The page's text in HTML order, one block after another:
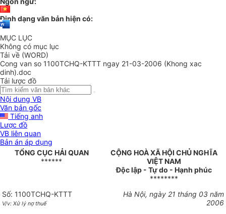
Định dạng văn bản hiện có:
MỤC LỤC
Không có mục lục
Tải về (WORD)
Cong van so 1100TCHQ-KTTT ngay 21-03-2006 (Khong xac
dinh).doc
Tải lược đồ
Nội dung VB
Văn bản gốc
Tiếng anh
Lược đồ
VB liên quan
Bản án áp dụng
TỔNG CỤC HẢI QUAN
******
CỘNG HOÀ XÃ HỘI CHỦ NGHĨA
VIỆT NAM
Độc lập - Tự do - Hạnh phúc
********
Số: 1100TCHQ-KTTT
V/v: Xử lý nợ thuế
Hà Nội, ngày 21 tháng 03 năm
2006